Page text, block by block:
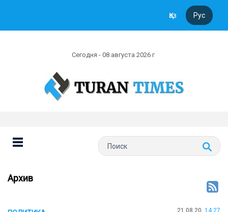
Қаз Рус
Сегодня - 08 августа 2026 г
Архив
21.08.20 14:27